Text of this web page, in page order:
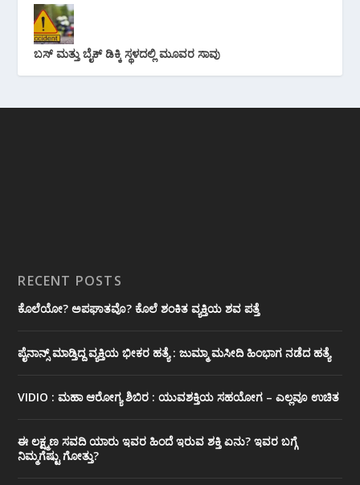
ಬಸ್ ಮತ್ತು ಬೈಕ್ ಡಿಕ್ಕಿ ಸ್ಥಳದಲ್ಲಿ ಮೂವರ ಸಾವು
RECENT POSTS
ಕೊಲೆಯೋ? ಅಪಘಾತವೊ? ಕೊಲೆ ಶಂಕಿತ ವ್ಯಕ್ತಿಯ ಶವ ಪತ್ತೆ
ಪೈನಾನ್ಸ್ ಮಾಡ್ತಿದ್ದ ವ್ಯಕ್ತಿಯ ಭೀಕರ‌ ಹತ್ಯೆ : ಜುಮ್ಮಾ ಮಸೀದಿ ಹಿಂಭಾಗ ನಡೆದ ಹತ್ಯೆ
VIDIO : ಮಹಾ ಆರೋಗ್ಯ ಶಿಬಿರ : ಯುವಶಕ್ತಿಯ ಸಹಯೋಗ – ಎಲ್ಲವೂ ಉಚಿತ
ಈ ಲಕ್ಷ್ಮಣ ಸವದಿ ಯಾರು ಇವರ ಹಿಂದೆ ಇರುವ ಶಕ್ತಿ ಏನು? ಇವರ ಬಗ್ಗೆ
ನಿಮ್ಮಗೆಷ್ಟು ಗೋತ್ತು?